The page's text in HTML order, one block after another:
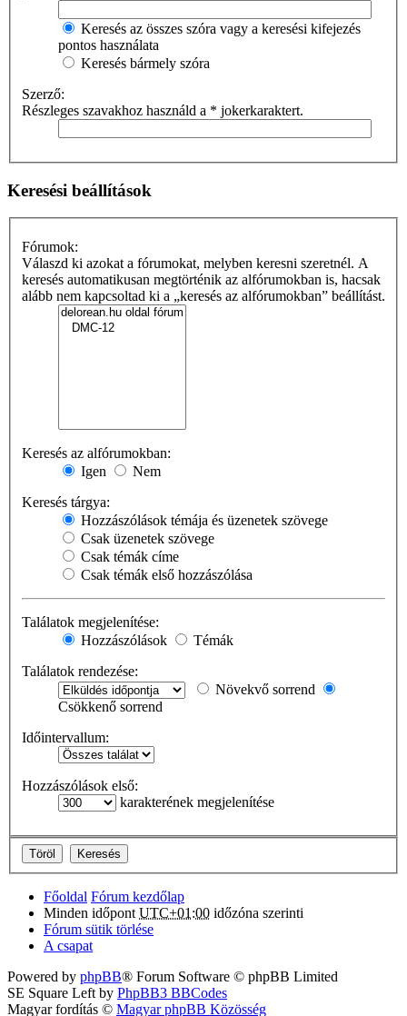
Keresés az összes szóra vagy a keresési kifejezés
pontos használata
Keresés bármely szóra
Szerző:
Részleges szavakhoz használd a * jokerkaraktert.
Keresési beállítások
Fórumok:
Válaszd ki azokat a fórumokat, melyben keresni szeretnél. A
keresés automatikusan megtörténik az alfórumokban is, hacsak
alább nem kapcsoltad ki a „keresés az alfórumokban” beállítást.
Keresés az alfórumokban:
Igen
Nem
Keresés tárgya:
Hozzászólások témája és üzenetek szövege
Csak üzenetek szövege
Csak témák címe
Csak témák első hozzászólása
Találatok megjelenítése:
Hozzászólások
Témák
Találatok rendezése:
Növekvő sorrend
Csökkenő sorrend
Időintervallum:
Hozzászólások első:
karakterének megjelenítése
Főoldal Fórum kezdőlap
Minden időpont UTC+01:00 időzóna szerinti
Fórum sütik törlése
A csapat
Powered by phpBB® Forum Software © phpBB Limited
SE Square Left by PhpBB3 BBCodes
Magyar fordítás © Magyar phpBB Közösség